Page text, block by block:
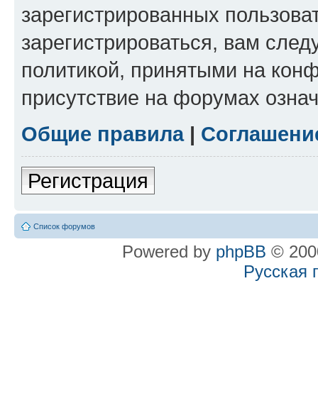
зарегистрированных
зарегистрироваться, вам
политикой, принятыми на
присутствие на форумах
Общие правила|
Регистрация
Список форумов
Powered by phpBB ©
Русская